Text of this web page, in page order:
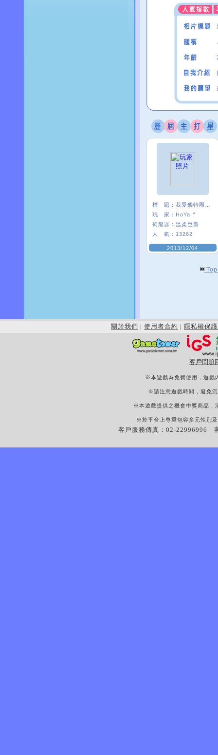
標 題：
玩 家： HoYa〞
伺服器： 溫柔巨蟹
人 氣： 13262
2013/12/04
關於我們 | 使用者合約 | 隱私權保護
客戶問題
※本遊戲為免費使用，遊戲
※請注意遊戲時間，避免
※本遊戲提供之機會中獎商品，
※於平台上尊重包容多元性別
客戶服務傳真：02-22996996